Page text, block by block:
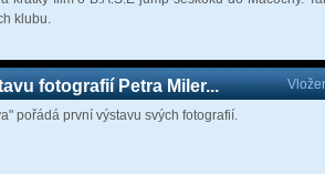
klubu.
fotografií Petra Miler...
pořádá první výstavu svých fotografií.